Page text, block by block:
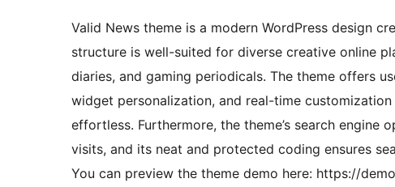
Valid News theme is a modern WordPress design
structure is well-suited for diverse creative online
diaries, and gaming periodicals. The theme offers
widget personalization, and real-time
effortless. Furthermore, the theme’s search
visits, and its neat and protected coding ensures
You can preview the theme demo here: https://